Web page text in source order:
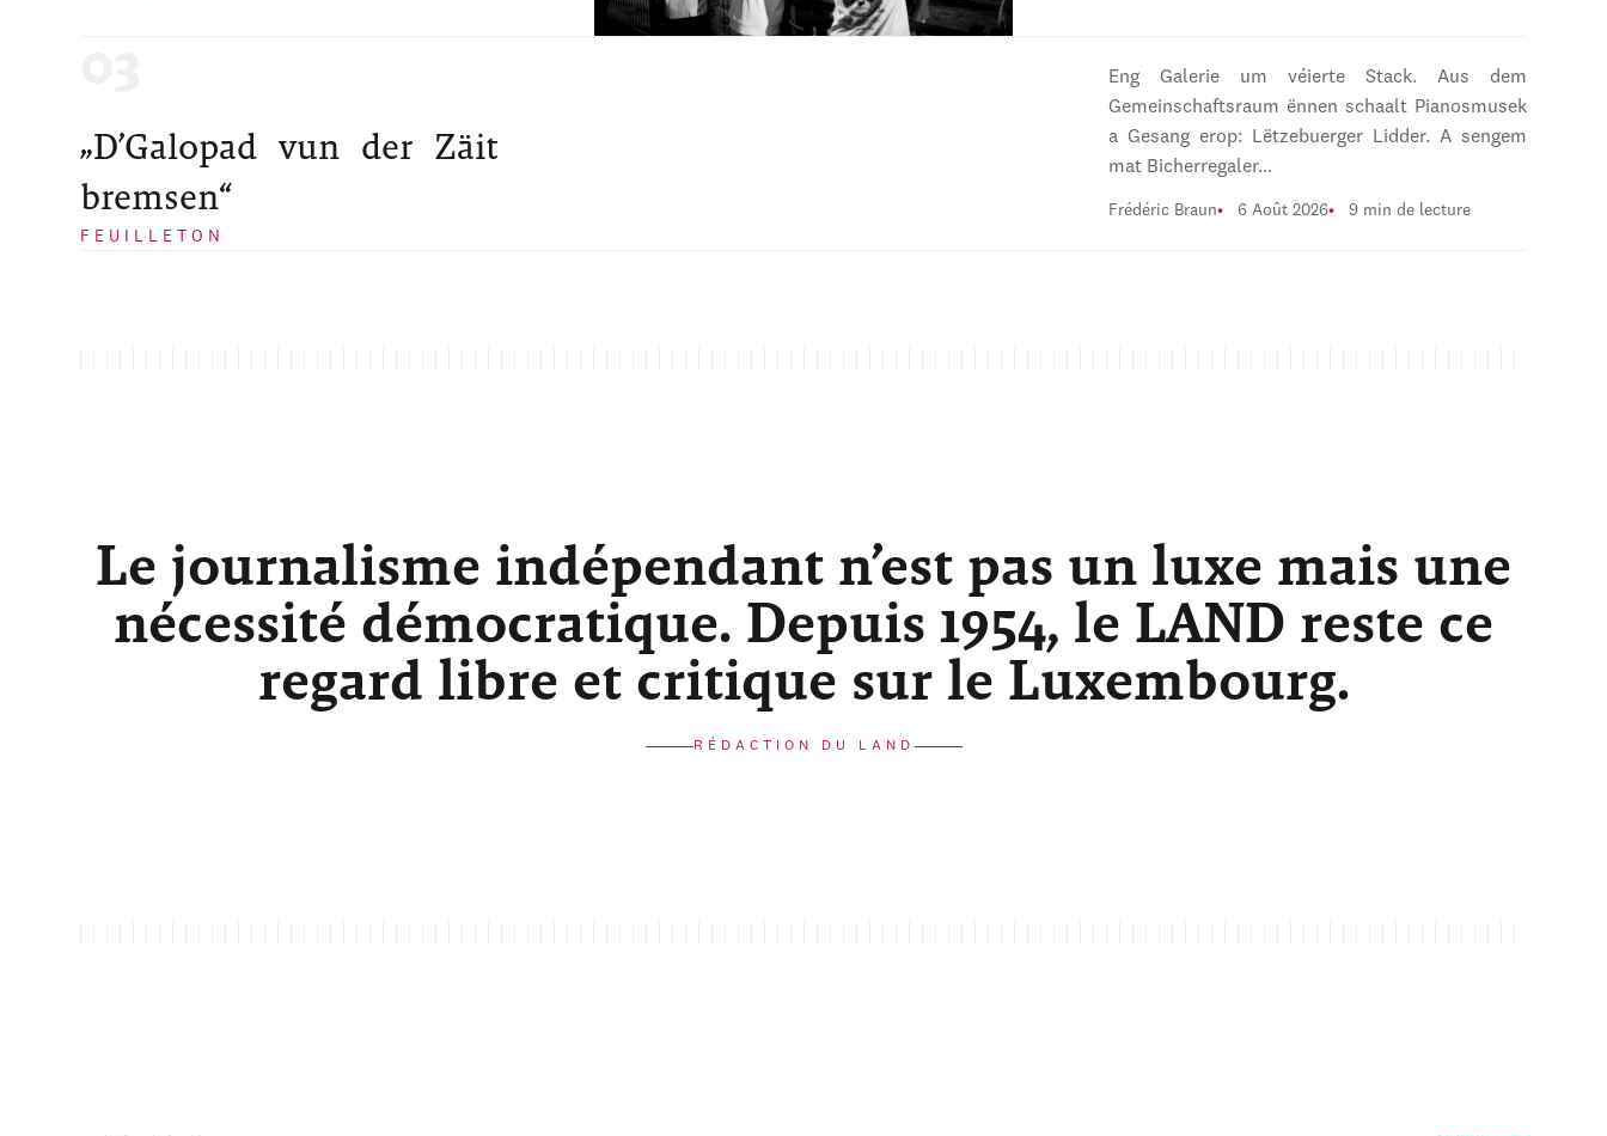
„D’Galopad vun der Zäit
bremsen“
FEUILLETON
Eng Galerie um véierte Stack. Aus dem
Gemeinschaftsraum ënnen schaalt Pianosmusek
a Gesang erop: Lëtzebuerger Lidder. A sengem
mat Bicherregaler…
Frédéric Braun 6 Août 2026 9 min de lecture
Le journalisme indépendant n’est pas un luxe mais une
nécessité démocratique. Depuis 1954, le LAND reste ce
regard libre et critique sur le Luxembourg.
RÉDACTION DU LAND